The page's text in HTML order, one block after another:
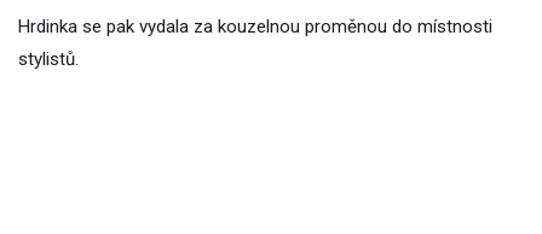
Hrdinka se pak vydala za kouzelnou proměnou do místnosti
stylistů.